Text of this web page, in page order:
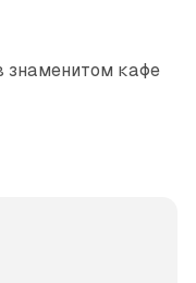
знаменитом кафе